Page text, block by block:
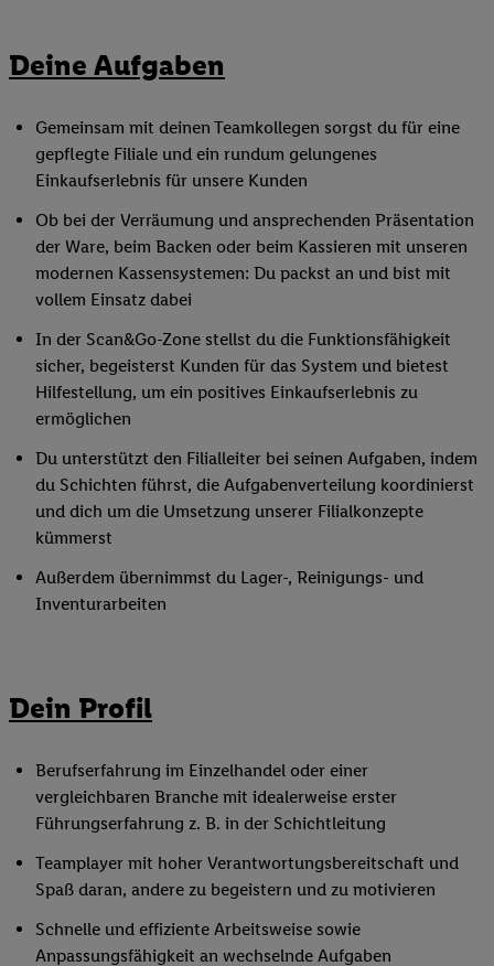
Deine Aufgaben
Gemeinsam mit deinen Teamkollegen sorgst du für eine
gepflegte Filiale und ein rundum gelungenes
Einkaufserlebnis für unsere Kunden
Ob bei der Verräumung und ansprechenden Präsentation
der Ware, beim Backen oder beim Kassieren mit unseren
modernen Kassensystemen: Du packst an und bist mit
vollem Einsatz dabei
In der Scan&Go-Zone stellst du die Funktionsfähigkeit
sicher, begeisterst Kunden für das System und bietest
Hilfestellung, um ein positives Einkaufserlebnis zu
ermöglichen
Du unterstützt den Filialleiter bei seinen Aufgaben, indem
du Schichten führst, die Aufgabenverteilung koordinierst
und dich um die Umsetzung unserer Filialkonzepte
kümmerst
Außerdem übernimmst du Lager-, Reinigungs- und
Inventurarbeiten
Dein Profil
Berufserfahrung im Einzelhandel oder einer
vergleichbaren Branche mit idealerweise erster
Führungserfahrung z. B. in der Schichtleitung
Teamplayer mit hoher Verantwortungsbereitschaft und
Spaß daran, andere zu begeistern und zu motivieren
Schnelle und effiziente Arbeitsweise sowie
Anpassungsfähigkeit an wechselnde Aufgaben